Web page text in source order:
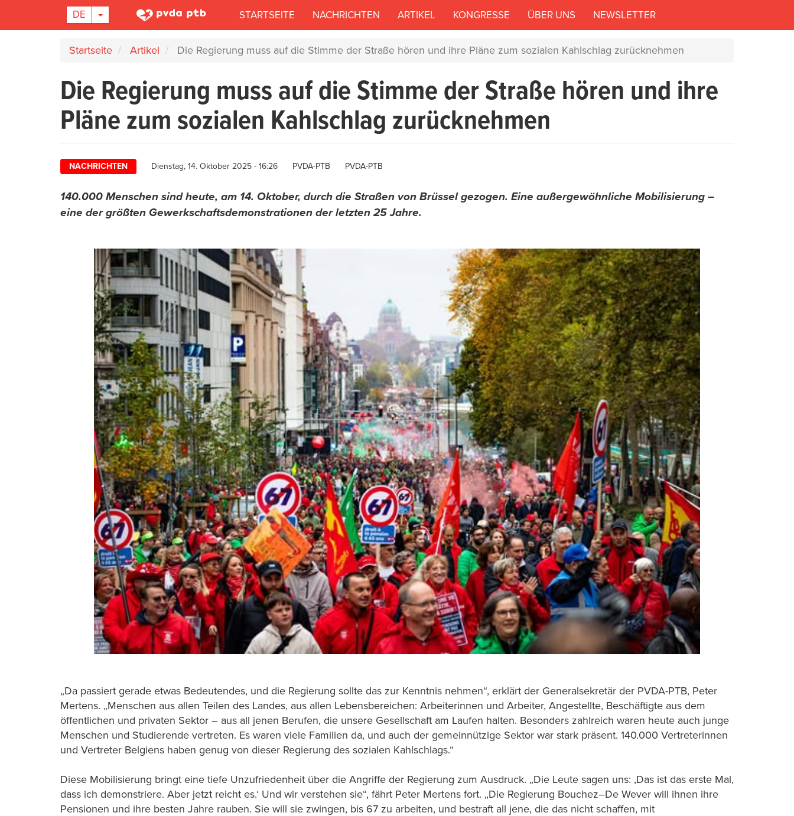
DE DROPDOWN-LISTE EIN-/AUSBLENDEN
Main
navigation
STARTSEITE NACHRICHTEN ARTIKEL KONGRESSE ÜBER UNS NEWSLETTER
Startseite Artikel Die Regierung muss auf die Stimme der Straße hören und ihre Pläne zum sozialen Kahlschlag zurücknehmen
Die Regierung muss auf die Stimme der Straße hören und ihre
Pläne zum sozialen Kahlschlag zurücknehmen
NACHRICHTEN Dienstag, 14. Oktober 2025 - 16:26 Author
PVDA-PTB PVDA-PTB
140.000 Menschen sind heute, am 14. Oktober, durch die Straßen von Brüssel gezogen. Eine außergewöhnliche Mobilisierung –
eine der größten Gewerkschaftsdemonstrationen der letzten 25 Jahre.
„Da passiert gerade etwas Bedeutendes, und die Regierung sollte das zur Kenntnis nehmen“, erklärt der Generalsekretär der PVDA-PTB, Peter
Mertens. „Menschen aus allen Teilen des Landes, aus allen Lebensbereichen: Arbeiterinnen und Arbeiter, Angestellte, Beschäftigte aus dem
öffentlichen und privaten Sektor – aus all jenen Berufen, die unsere Gesellschaft am Laufen halten. Besonders zahlreich waren heute auch junge
Menschen und Studierende vertreten. Es waren viele Familien da, und auch der gemeinnützige Sektor war stark präsent. 140.000 Vertreterinnen
und Vertreter Belgiens haben genug von dieser Regierung des sozialen Kahlschlags.“
Diese Mobilisierung bringt eine tiefe Unzufriedenheit über die Angriffe der Regierung zum Ausdruck. „Die Leute sagen uns: ‚Das ist das erste Mal,
dass ich demonstriere. Aber jetzt reicht es.‘ Und wir verstehen sie“, fährt Peter Mertens fort. „Die Regierung Bouchez–De Wever will ihnen ihre
Pensionen und ihre besten Jahre rauben. Sie will sie zwingen, bis 67 zu arbeiten, und bestraft all jene, die das nicht schaffen, mit